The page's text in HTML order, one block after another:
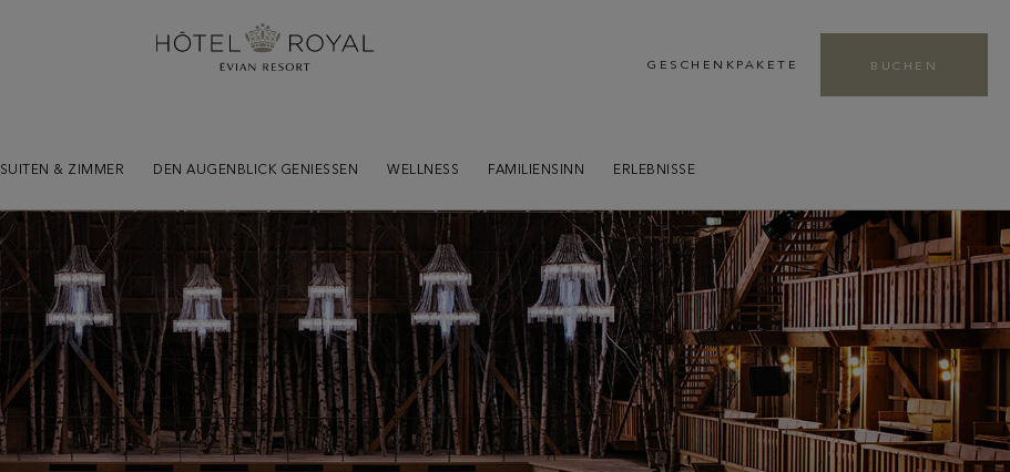
Leaders Club LHW
Genießen Sie als Mitglied des Leaders Club
GESCHENKPAKETE BUCHEN
SUITEN & ZIMMER DEN AUGENBLICK GENIESSEN WELLNESS FAMILIENSINN ERLEBNISSE